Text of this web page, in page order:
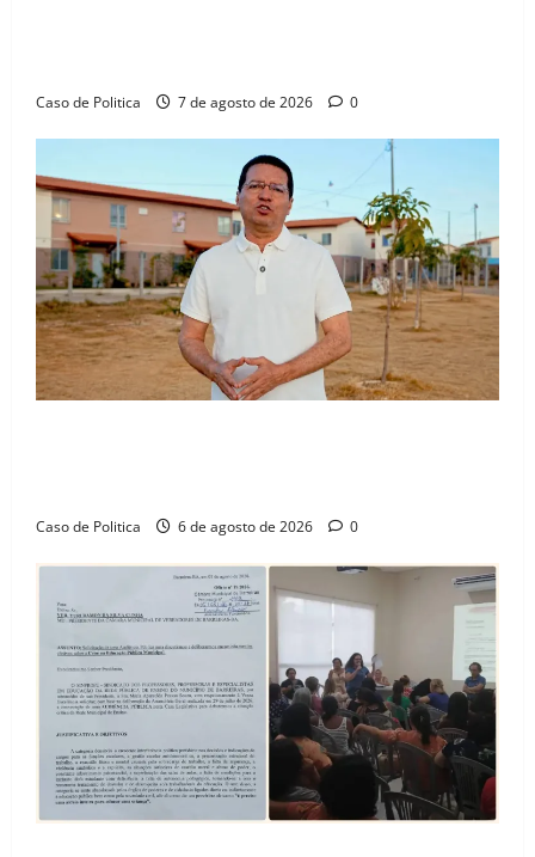
Caso de Politica 7 de agosto de 2026 0
Caso de Politica 6 de agosto de 2026 0